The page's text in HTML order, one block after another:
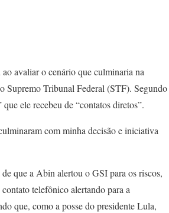
avaliar o cenário que culminaria na
Supremo Tribunal Federal (STF). Segundo
ele recebeu de “contatos diretos”.
com minha decisão e iniciativa
que a Abin alertou o GSI para os riscos,
telefônico alertando para a
que, como a posse do presidente Lula,